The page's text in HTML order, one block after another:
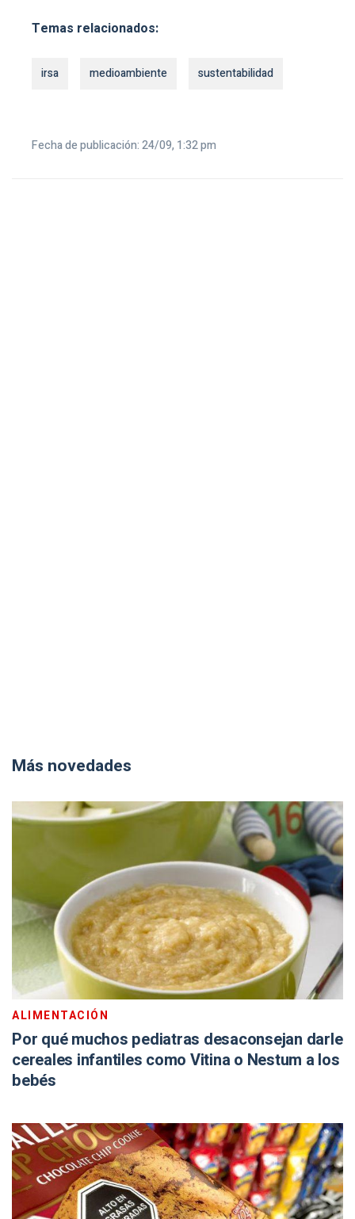
Temas relacionados:
irsa medioambiente sustentabilidad
Fecha de publicación: 24/09, 1:32 pm
Más novedades
ALIMENTACIÓN
Por qué muchos pediatras desaconsejan darle
cereales infantiles como Vitina o Nestum a los
bebés